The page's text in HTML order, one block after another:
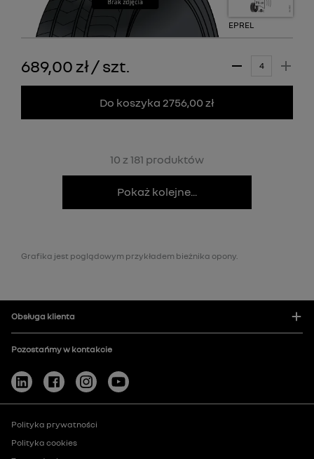
EPREL
689,00 zł/szt.
Do koszyka 2756,00 zł
10 z 181 produktów
Pokaż kolejne...
Grafika jest poglądowym przykładem bieżnika opony.
Obsługa klienta
Pozostańmy w kontakcie
Polityka prywatności
Polityka cookies